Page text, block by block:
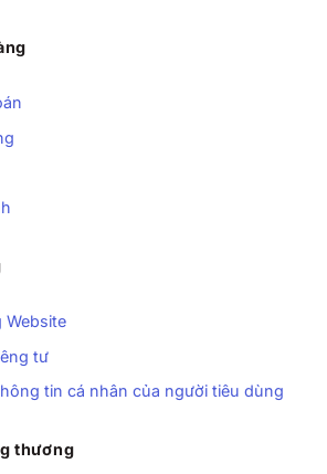
tư
tin cá nhân của người tiêu dùng
thương